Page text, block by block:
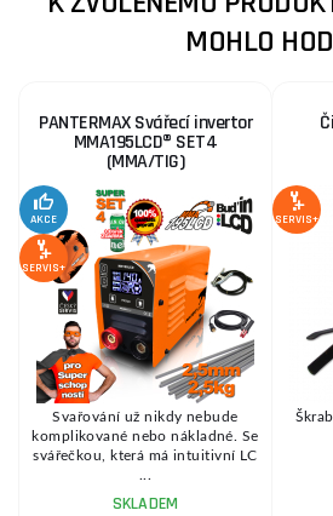
MOHLO
PANTERMAX Svářecí invertor
MMA195LCD® SET4
(MMA/TIG)
AKCE
SERVIS+
Svařování už nikdy nebude
komplikované nebo nákladné. Se
svářečkou, která má intuitivní LC
SKLADEM
SERVIS+